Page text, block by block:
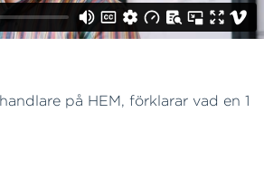
på HEM, förklarar vad en 1